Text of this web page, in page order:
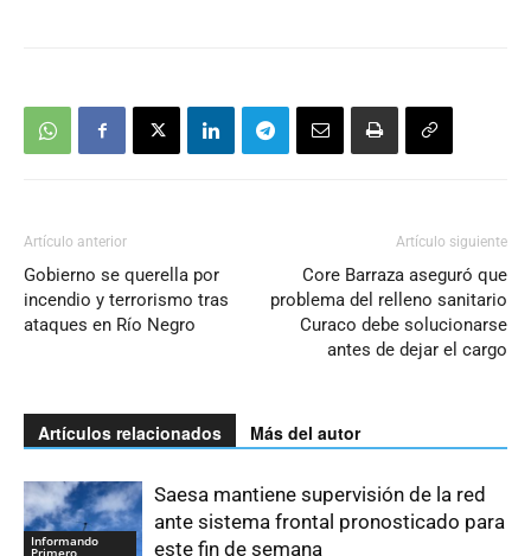
Artículo anterior
Gobierno se querella por
incendio y terrorismo tras
ataques en Río Negro
Artículo siguiente
Core Barraza aseguró que
problema del relleno sanitario
Curaco debe solucionarse
antes de dejar el cargo
Artículos relacionados Más del autor
Informando
Primero
Saesa mantiene supervisión de la red
ante sistema frontal pronosticado para
este fin de semana